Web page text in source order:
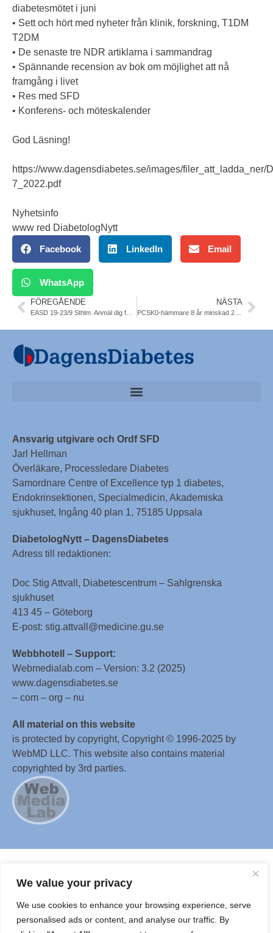
We value your privacy
We use cookies to enhance your browsing experience, serve
personalised ads or content, and analyse our traffic. By
diabetesmötet i juni
• Sett och hört med nyheter från klinik, forskning, T1DM
T2DM
• De senaste tre NDR artiklarna i sammandrag
• Spännande recension av bok om möjlighet att nå
framgång i livet
• Res med SFD
• Konferens- och möteskalender
God Läsning!
https://www.dagensdiabetes.se/images/filer_att_ladda_ner/
7_2022.pdf
Nyhetsinfo
www red DiabetologNytt
Facebook LinkedIn Email
WhatsApp
FÖREGÅENDE NÄSTA
PCSK0-hämmare 8 år minskad 23% mortalitet. ESC
Ansvarig utgivare och Ordf SFD
Jarl Hellman
Överläkare, Processledare Diabetes
Samordnare Centre of Excellence typ 1 diabetes,
Endokrinsektionen, Specialmedicin, Akademiska
sjukhuset, Ingång 40 plan 1, 75185 Uppsala
DiabetologNytt – DagensDiabetes
Adress till redaktionen:
Doc Stig Attvall, Diabetescentrum – Sahlgrenska
sjukhuset
413 45 – Göteborg
E-post: stig.attvall@medicine.gu.se
Webbhotell – Support:
Webmedialab.com – Version: 3.2 (2025)
www.dagensdiabetes.se
– com – org – nu
All material on this website
is protected by copyright, Copyright © 1996-2025 by
WebMD LLC. This website also contains material
copyrighted by 3rd parties.